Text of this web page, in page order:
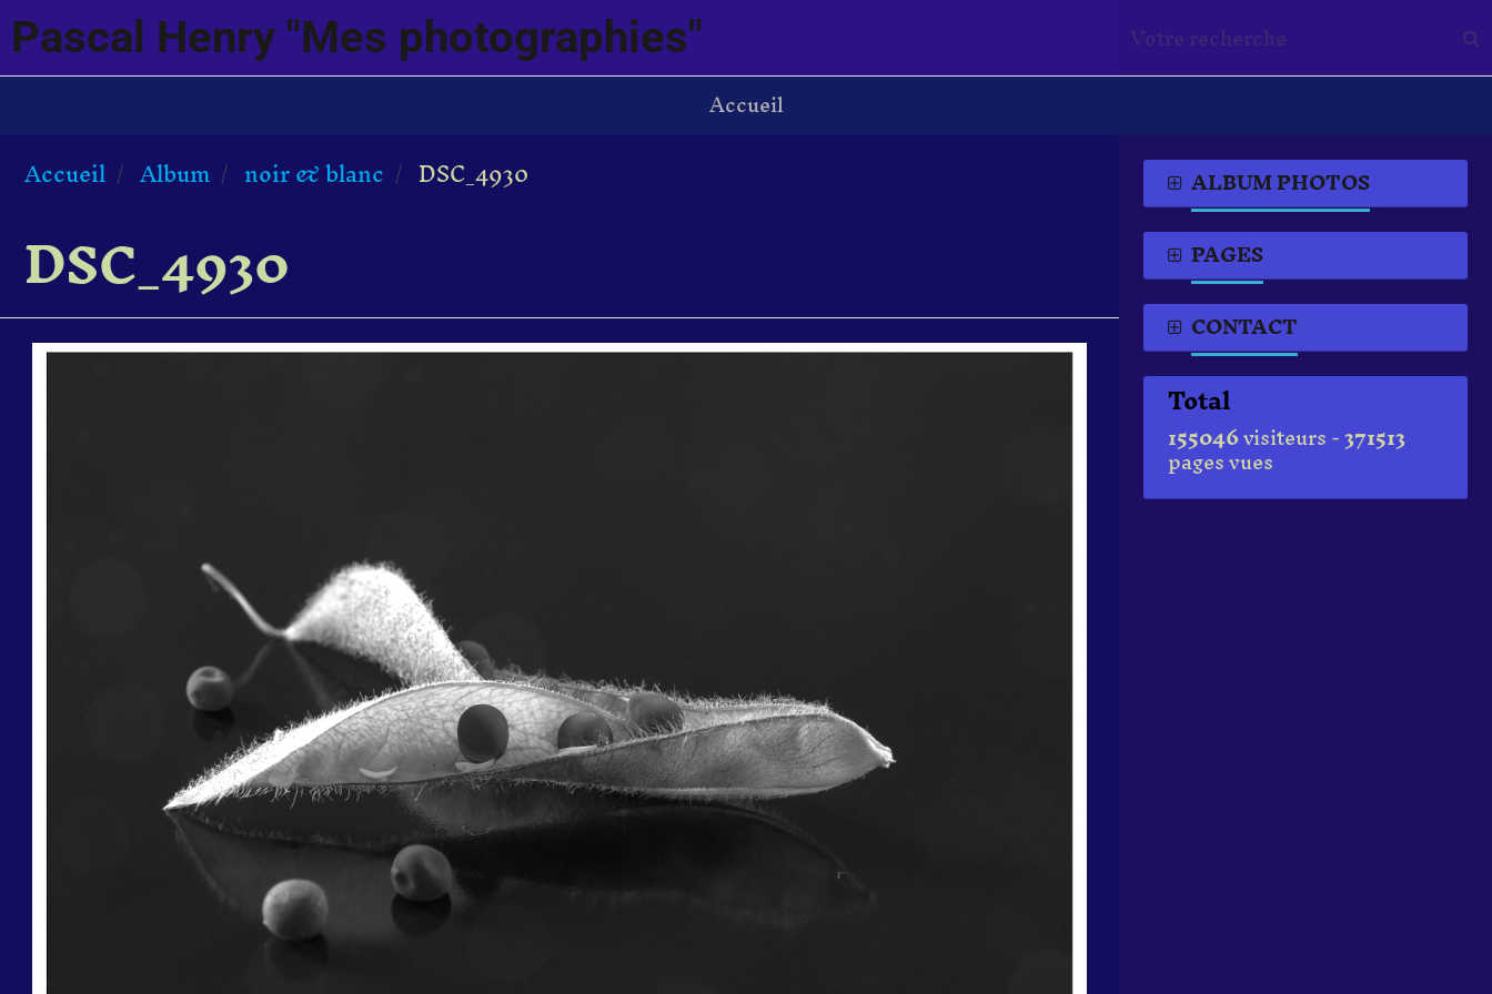
Pascal Henry "Mes photographies"
Accueil
Accueil Album noir & blanc DSC_4930
DSC_4930
ALBUM PHOTOS
PAGES
CONTACT
Total
155046visiteurs -371513
pages vues